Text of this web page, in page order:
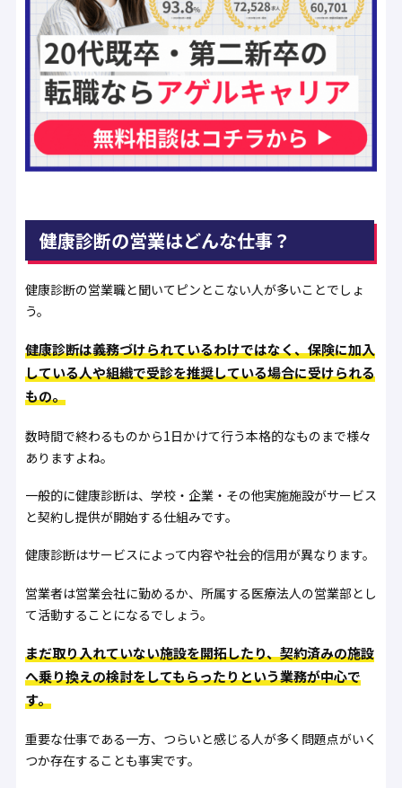
健康診断の営業はどんな仕事？
健康診断の営業職と聞いてピンとこない人が多いことでしょ
う。
健康診断は義務づけられているわけではなく、保険に加入
している人や組織で受診を推奨している場合に受けられる
もの。
数時間で終わるものから1日かけて行う本格的なものまで様々
ありますよね。
一般的に健康診断は、学校・企業・その他実施施設がサービス
と契約し提供が開始する仕組みです。
健康診断はサービスによって内容や社会的信用が異なります。
営業者は営業会社に勤めるか、所属する医療法人の営業部とし
て活動することになるでしょう。
まだ取り入れていない施設を開拓したり、契約済みの施設
へ乗り換えの検討をしてもらったりという業務が中心で
す。
重要な仕事である一方、つらいと感じる人が多く問題点がいく
つか存在することも事実です。